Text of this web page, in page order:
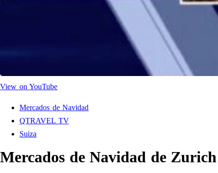
View on YouTube
Mercados de Navidad
QTRAVEL TV
Suiza
Mercados de Navidad de Zurich